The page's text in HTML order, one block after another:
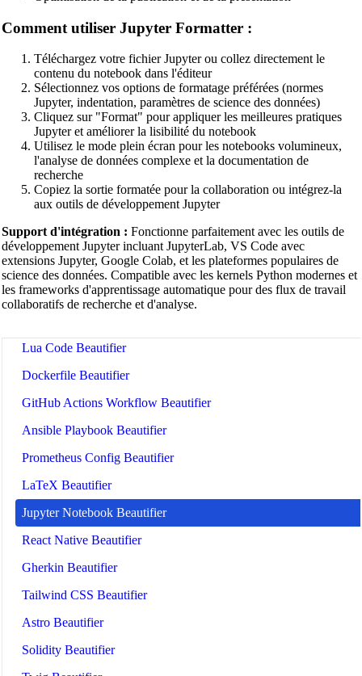
CSV Beautifier
Shell Script Beautifier
Batch Script Beautifier
C/C++ Code Beautifier
CUDA Code Beautifier
Scala Code Beautifier
Haskell Code Beautifier
Elixir Code Beautifier
R Code Beautifier
Julia Code Beautifier
Lua Code Beautifier
Dockerfile Beautifier
GitHub Actions Workflow Beautifier
Ansible Playbook Beautifier
Prometheus Config Beautifier
LaTeX Beautifier
Jupyter Notebook Beautifier
React Native Beautifier
Gherkin Beautifier
Tailwind CSS Beautifier
Astro Beautifier
Solidity Beautifier
Comment utiliser Jupyter Formatter :
Téléchargez votre fichier Jupyter ou collez directement le
contenu du notebook dans l'éditeur
Sélectionnez vos options de formatage préférées (normes
Jupyter, indentation, paramètres de science des données)
Cliquez sur "Format" pour appliquer les meilleures pratiques
Jupyter et améliorer la lisibilité du notebook
Utilisez le mode plein écran pour les notebooks volumineux,
l'analyse de données complexe et la documentation de
recherche
Copiez la sortie formatée pour la collaboration ou intégrez-la
aux outils de développement Jupyter
Support d'intégration : Fonctionne parfaitement avec les outils de
développement Jupyter incluant JupyterLab, VS Code avec
extensions Jupyter, Google Colab, et les plateformes populaires de
science des données. Compatible avec les kernels Python modernes et
les frameworks d'apprentissage automatique pour des flux de travail
collaboratifs de recherche et d'analyse.